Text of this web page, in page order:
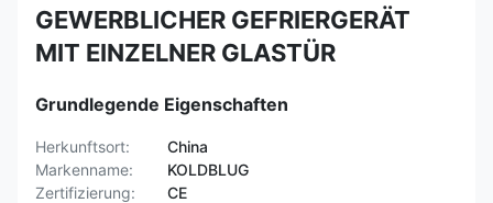
GEWERBLICHER GEFRIERGERÄT
MIT EINZELNER GLASTÜR
Grundlegende Eigenschaften
Herkunftsort:
China
Markenname:
KOLDBLUG
Zertifizierung:
CE